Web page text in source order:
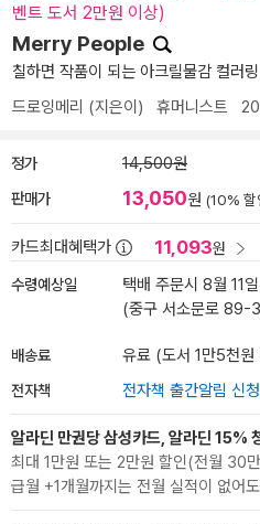
벤트 도서 2만원 이상)
Merry People
칠하면 작품이 되는 아크릴물감 컬러링
드로잉메리 (지은이) 휴머니스트
정가 14,500원
판매가 13,050원 (10% 할
카드최대혜택가 11,093원
수령예상일
택배 주문시 8월 11
(중구 서소문로 89-
배송료 유료 (도서 1만5천원
전자책 전자책 출간알림 신청
알라딘 만권당 삼성카드, 알라딘 15%
최대 1만원 또는 2만원 할인(전월 30
급월 +1개월까지는 전월 실적이 없어